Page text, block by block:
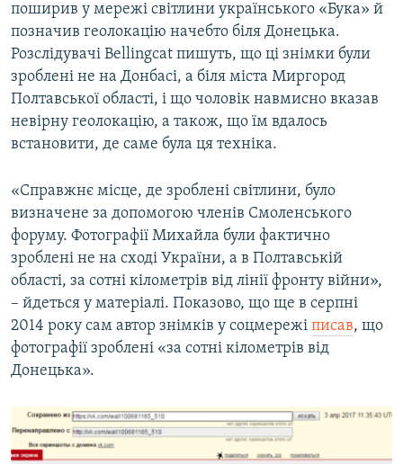
поширив у мережі світлини українського «Бука» й
позначив геолокацію начебто біля Донецька.
Розслідувачі Bellingcat пишуть, що ці знімки були
зроблені не на Донбасі, а біля міста Миргород
Полтавської області, і що чоловік навмисно вказав
невірну геолокацію, а також, що їм вдалось
встановити, де саме була ця техніка.
«Справжнє місце, де зроблені світлини, було
визначене за допомогою членів Смоленського
форуму. Фотографії Михайла були фактично
зроблені не на сході України, а в Полтавській
області, за сотні кілометрів від лінії фронту війни»,
– йдеться у матеріалі. Показово, що ще в серпні
2014 року сам автор знімків у соцмережі писав, що
фотографії зроблені «за сотні кілометрів від
Донецька».